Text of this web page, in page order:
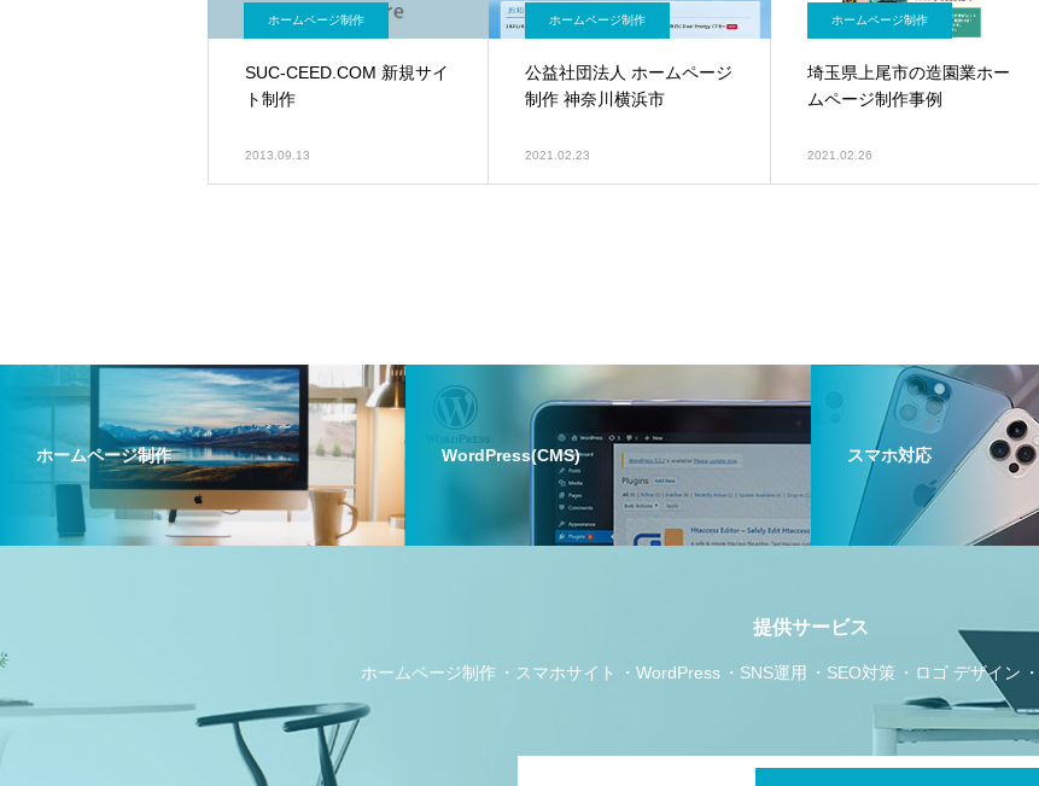
ホームページ制作
SUC-CEED.COM 新規サイ
ト制作
2013.09.13
ホームページ制作
公益社団法人 ホームページ
制作 神奈川横浜市
2021.02.23
ホームページ制作
埼玉県上尾市の造園業ホー
ムページ制作事例
2021.02.26
ホームページ制作 WordPress(CMS) スマホ対応
提供サービス
ホームページ制作 スマホサイト WordPress SNS運用 SEO対策 ロゴ デザイン